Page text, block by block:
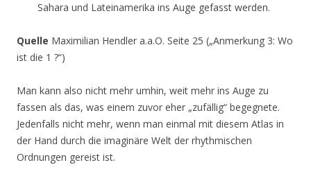
Sahara und Lateinamerika ins Auge gefasst werden.
Quelle Maximilian Hendler a.a.O. Seite 25 („Anmerkung 3: Wo
ist die 1 ?“)
Man kann also nicht mehr umhin, weit mehr ins Auge zu
fassen als das, was einem zuvor eher „zufällig“ begegnete.
Jedenfalls nicht mehr, wenn man einmal mit diesem Atlas in
der Hand durch die imaginäre Welt der rhythmischen
Ordnungen gereist ist.